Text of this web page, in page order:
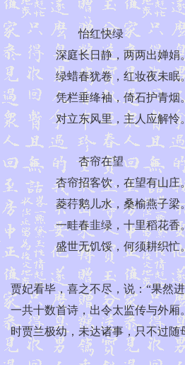
怡红快绿
深庭长日静，两两出婵娟
绿蜡春犹卷，红妆夜未眠。
凭栏垂绛袖，倚石护青烟。
对立东风里，主人应解怜
杏帘在望
杏帘招客饮，在望有山庄
菱荇鹅儿水，桑榆燕子梁
一畦春韭绿，十里稻花香。
盛世无饥馁，何须耕织忙。
贾妃看毕，喜之不尽，说：“果然
一共十数首诗，出令太监传与外
时贾兰极幼，未达诸事，只不过